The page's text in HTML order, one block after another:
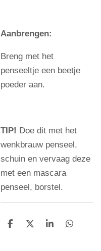
Aanbrengen:
Breng met het
penseeltje een beetje
poeder aan.
TIP! Doe dit met het
wenkbrauw penseel,
schuin en vervaag deze
met een mascara
penseel, borstel.
D
D
S
D